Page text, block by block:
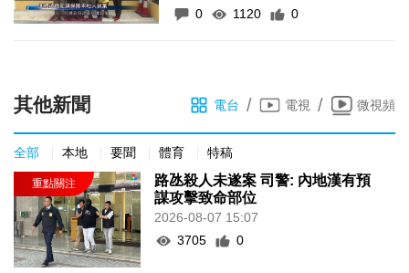
0
1120 0
其他新聞 電台 / 電視 / 微視頻
全部 本地 要聞 體育 特稿
路氹殺人未遂案 司警: 內地漢有預
謀攻擊致命部位
2026-08-07 15:07
3705
0